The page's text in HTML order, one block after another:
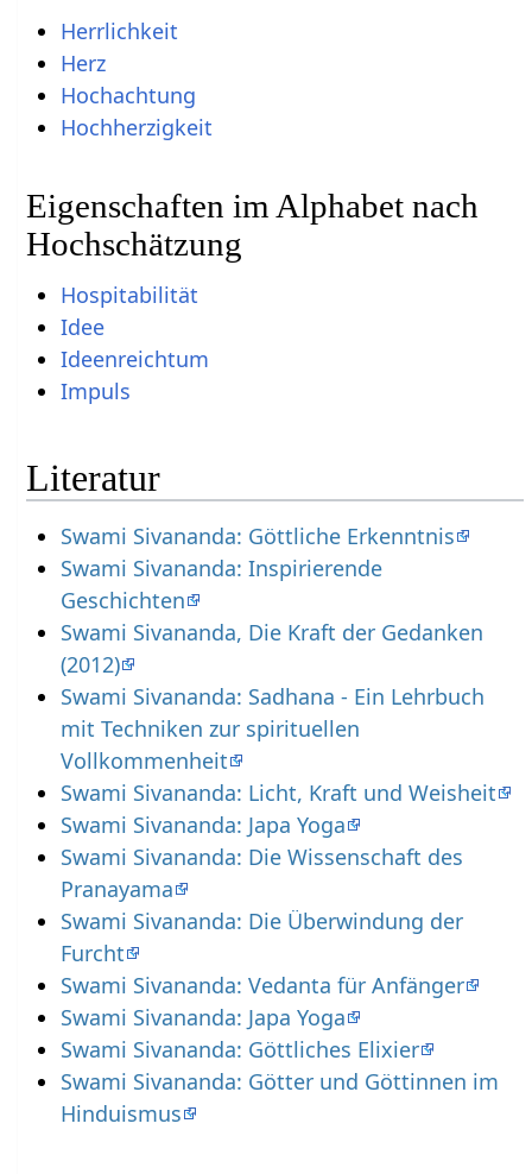
Herrlichkeit
Herz
Hochachtung
Hochherzigkeit
Eigenschaften im Alphabet nach
Hochschätzung
Hospitabilität
Idee
Ideenreichtum
Impuls
Literatur
Swami Sivananda: Göttliche Erkenntnis
Swami Sivananda: Inspirierende
Geschichten
Swami Sivananda, Die Kraft der Gedanken
(2012)
Swami Sivananda: Sadhana - Ein Lehrbuch
mit Techniken zur spirituellen
Vollkommenheit
Swami Sivananda: Licht, Kraft und Weisheit
Swami Sivananda: Japa Yoga
Swami Sivananda: Die Wissenschaft des
Pranayama
Swami Sivananda: Die Überwindung der
Furcht
Swami Sivananda: Vedanta für Anfänger
Swami Sivananda: Japa Yoga
Swami Sivananda: Göttliches Elixier
Swami Sivananda: Götter und Göttinnen im
Hinduismus